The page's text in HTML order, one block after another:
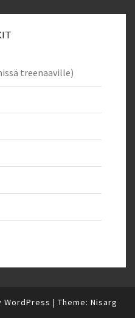
treenaaville)
WordPress | Theme: Nisarg